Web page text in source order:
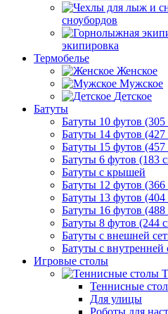
сноубордов
экипировка
Термобелье
Женское
Мужское
Детское
Батуты
Батуты 10 футов (305
Батуты 14 футов (427
Батуты 15 футов (457
Батуты 6 футов (183
Батуты с крышей
Батуты 12 футов (366
Батуты 13 футов (404
Батуты 16 футов (488
Батуты 8 футов (244
Батуты с внешней
Батуты с внутренней
Игровые столы
Теннисные
Для улицы
Роботы для